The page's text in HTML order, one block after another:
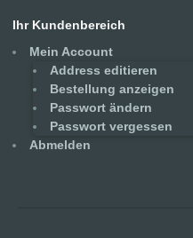
Ihr Kundenbereich
Mein Account
Address editieren
Bestellung anzeigen
Passwort ändern
Passwort vergessen
Abmelden